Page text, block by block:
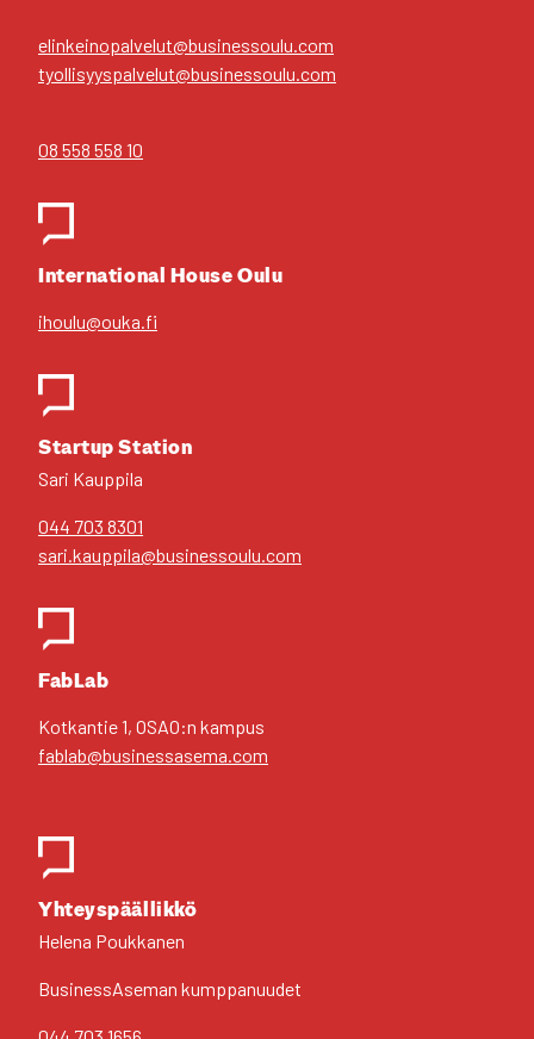
elinkeinopalvelut@businessoulu.com
tyollisyyspalvelut@businessoulu.com
08 558 558 10
Inter­na­tio­nal House Oulu
ihoulu@ouka.fi
Star­tup Sta­tion
Sari Kaup­pi­la
044 703 8301
sari.kauppila@businessoulu.com
FabLab
Kot­kan­tie 1, OSAO:n kam­pus
fablab@businessasema.com
Yhteys­pääl­lik­kö
Hele­na Pouk­ka­nen
Business­Aseman kump­pa­nuu­det